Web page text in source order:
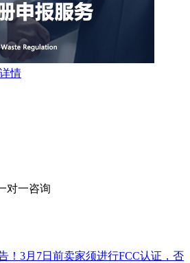
情
对一咨询
！3月7日前卖家须进行FCC认证，否